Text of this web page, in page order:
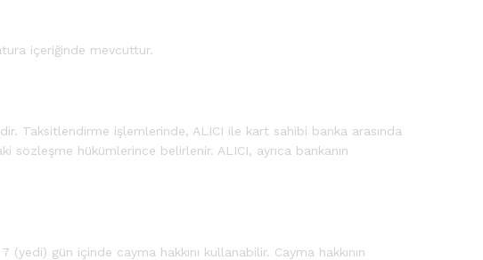
içeriğinde mevcuttur.
Taksitlendirme işlemlerinde, ALICI ile kart sahibi banka arasında
sözleşme hükümlerince belirlenir. ALICI, ayrıca bankanın
gün içinde cayma hakkını kullanabilir. Cayma hakkının